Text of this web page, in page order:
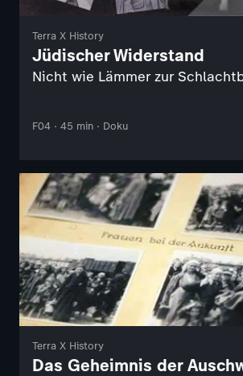
Terra X History
Jüdischer Widerstand
Nicht wie Lämmer zur
F04 · 45 min · Doku
Terra X History
Das Geheimnis der